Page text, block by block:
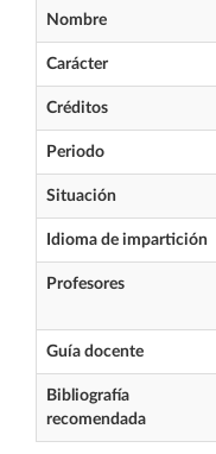
Nombre
Carácter
Créditos
Periodo
Situación
Idioma de impartición
Profesores
Guía docente
Bibliografía
recomendada